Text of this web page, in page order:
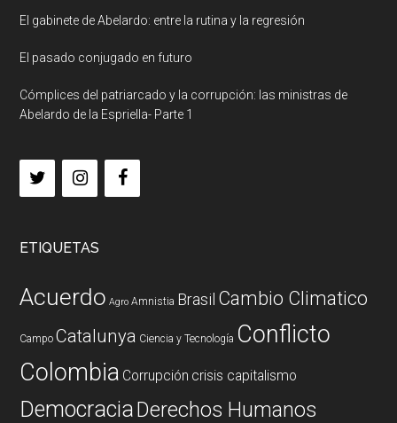
El gabinete de Abelardo: entre la rutina y la regresión
El pasado conjugado en futuro
Cómplices del patriarcado y la corrupción: las ministras de
Abelardo de la Espriella- Parte 1
ETIQUETAS
Acuerdo Agro Amnistia Brasil Cambio Climatico
Campo Catalunya Ciencia y Tecnología Conflicto
Colombia Corrupción crisis capitalismo
DemocraciaDerechos Humanos